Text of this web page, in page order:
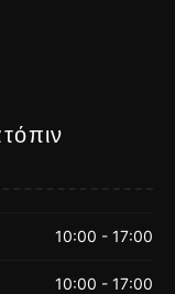
10:00 - 17:00
10:00 - 17:00